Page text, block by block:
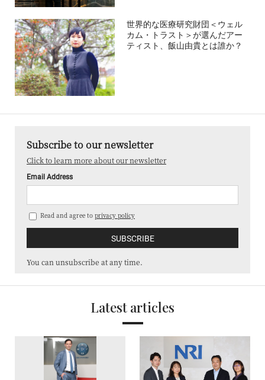
世界的な医療研究財団＜ウェル
カム・トラスト＞が選んだアー
ティスト、飯山由貴とは誰か？
Subscribe to our newsletter
Click to learn more about our newsletter
Email Address
Read and agree to privacy policy
You can unsubscribe at any time.
Latest articles